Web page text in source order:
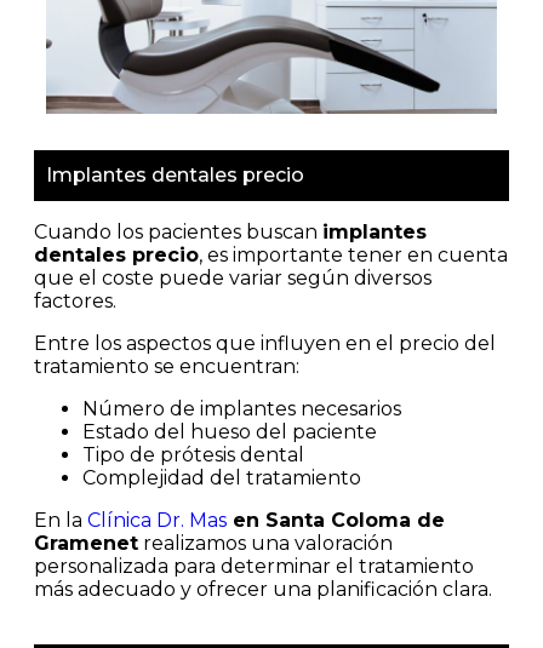
Implantes dentales precio
Cuando los pacientes buscan implantes
dentales precio, es importante tener en cuenta
que el coste puede variar según diversos
factores.
Entre los aspectos que influyen en el precio del
tratamiento se encuentran:
Número de implantes necesarios
Estado del hueso del paciente
Tipo de prótesis dental
Complejidad del tratamiento
En laClínica Dr. Mas en Santa Coloma de
Gramenet realizamos una valoración
personalizada para determinar el tratamiento
más adecuado y ofrecer una planificación clara.